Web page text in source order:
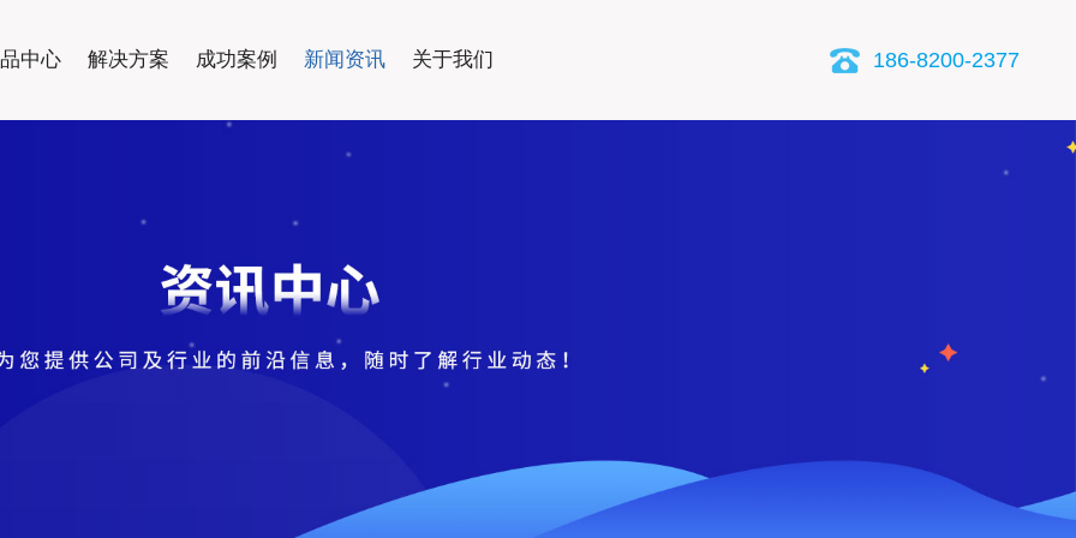
中心 解决方案 成功案例 新闻资讯 关于我们 186-8200-2377